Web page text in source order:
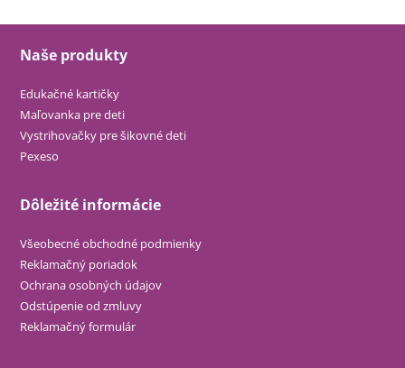
Naše produkty
Edukačné kartičky
Maľovanka pre deti
Vystrihovačky pre šikovné deti
Pexeso
Dôležité informácie
Všeobecné obchodné podmienky
Reklamačný poriadok
Ochrana osobných údajov
Odstúpenie od zmluvy
Reklamačný formulár